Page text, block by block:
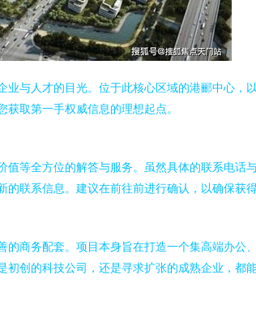
与人才的目光。位于此核心区域的港郦中心，
取第一手权威信息的理想起点。
等全方位的解答与服务。虽然具体的联系电话
联系信息。建议在前往前进行确认，以确保获得
商务配套。项目本身旨在打造一个集高端办公
创的科技公司，还是寻求扩张的成熟企业，都